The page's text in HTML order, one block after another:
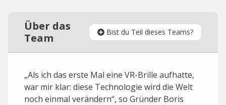
Über das
Team
Bist du Teil dieses Teams?
„Als ich das erste Mal eine VR-Brille aufhatte,
war mir klar: diese Technologie wird die Welt
noch einmal verändern“, so Gründer Boris